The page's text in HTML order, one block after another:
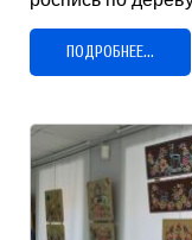
ПОДРОБНЕЕ...